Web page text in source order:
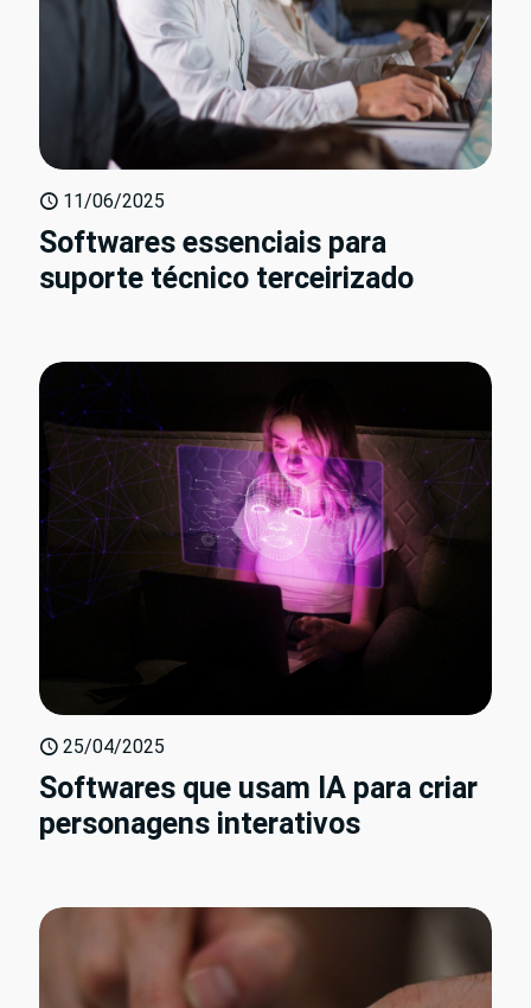
11/06/2025
Softwares essenciais para
suporte técnico terceirizado
25/04/2025
Softwares que usam IA para criar
personagens interativos